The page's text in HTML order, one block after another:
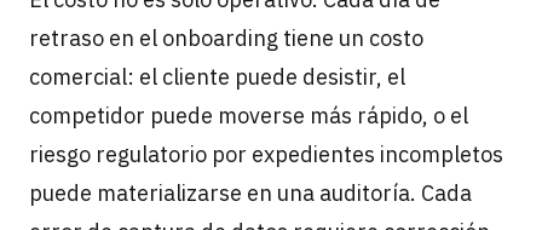
retraso en el onboarding tiene un costo
comercial: el cliente puede desistir, el
competidor puede moverse más rápido, o el
riesgo regulatorio por expedientes incompletos
puede materializarse en una auditoría. Cada